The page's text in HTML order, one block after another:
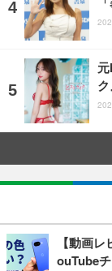
【動画
ouTube